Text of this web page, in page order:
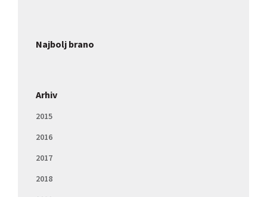
Najbolj brano
Arhiv
2015
2016
2017
2018